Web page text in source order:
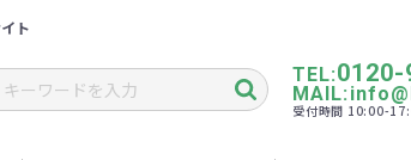
ト
・販促品・記念品・オリジナルグッズ
TEL:
受付時間 10:00-